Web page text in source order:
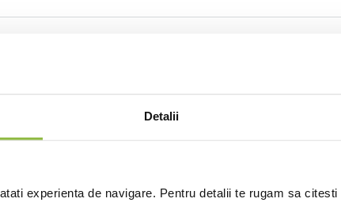
Detalii
experienta de navigare. Pentru detalii te rugam sa citesti